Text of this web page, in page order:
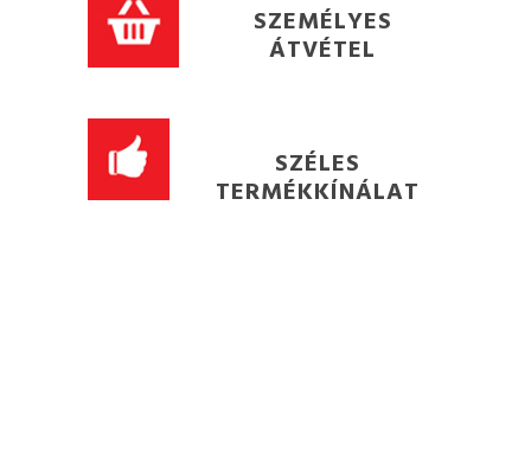
SZEMÉLYES
ÁTVÉTEL
SZÉLES
TERMÉKKÍNÁLAT